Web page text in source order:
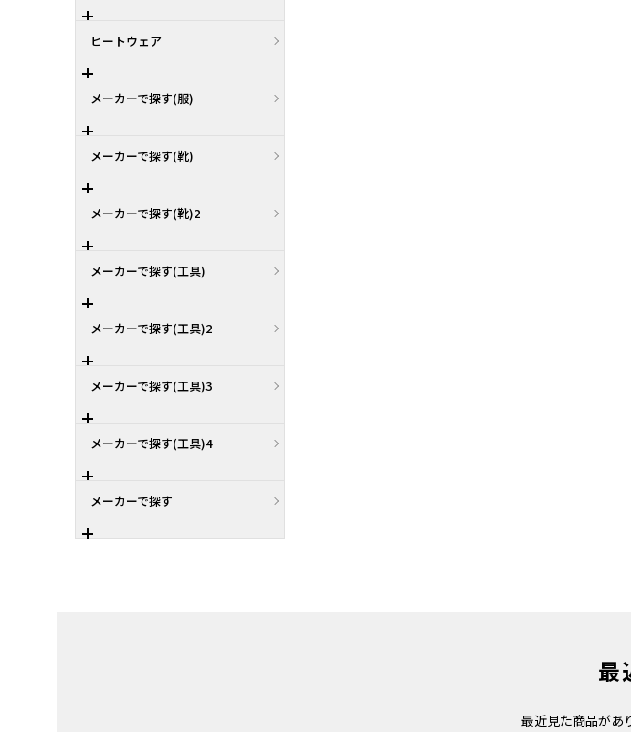
ヒートウェア
メーカーで探す(服)
メーカーで探す(靴)
メーカーで探す(靴)2
メーカーで探す(工具)
メーカーで探す(工具)2
メーカーで探す(工具)3
メーカーで探す(工具)4
メーカーで探す
最
最近見た商品があ